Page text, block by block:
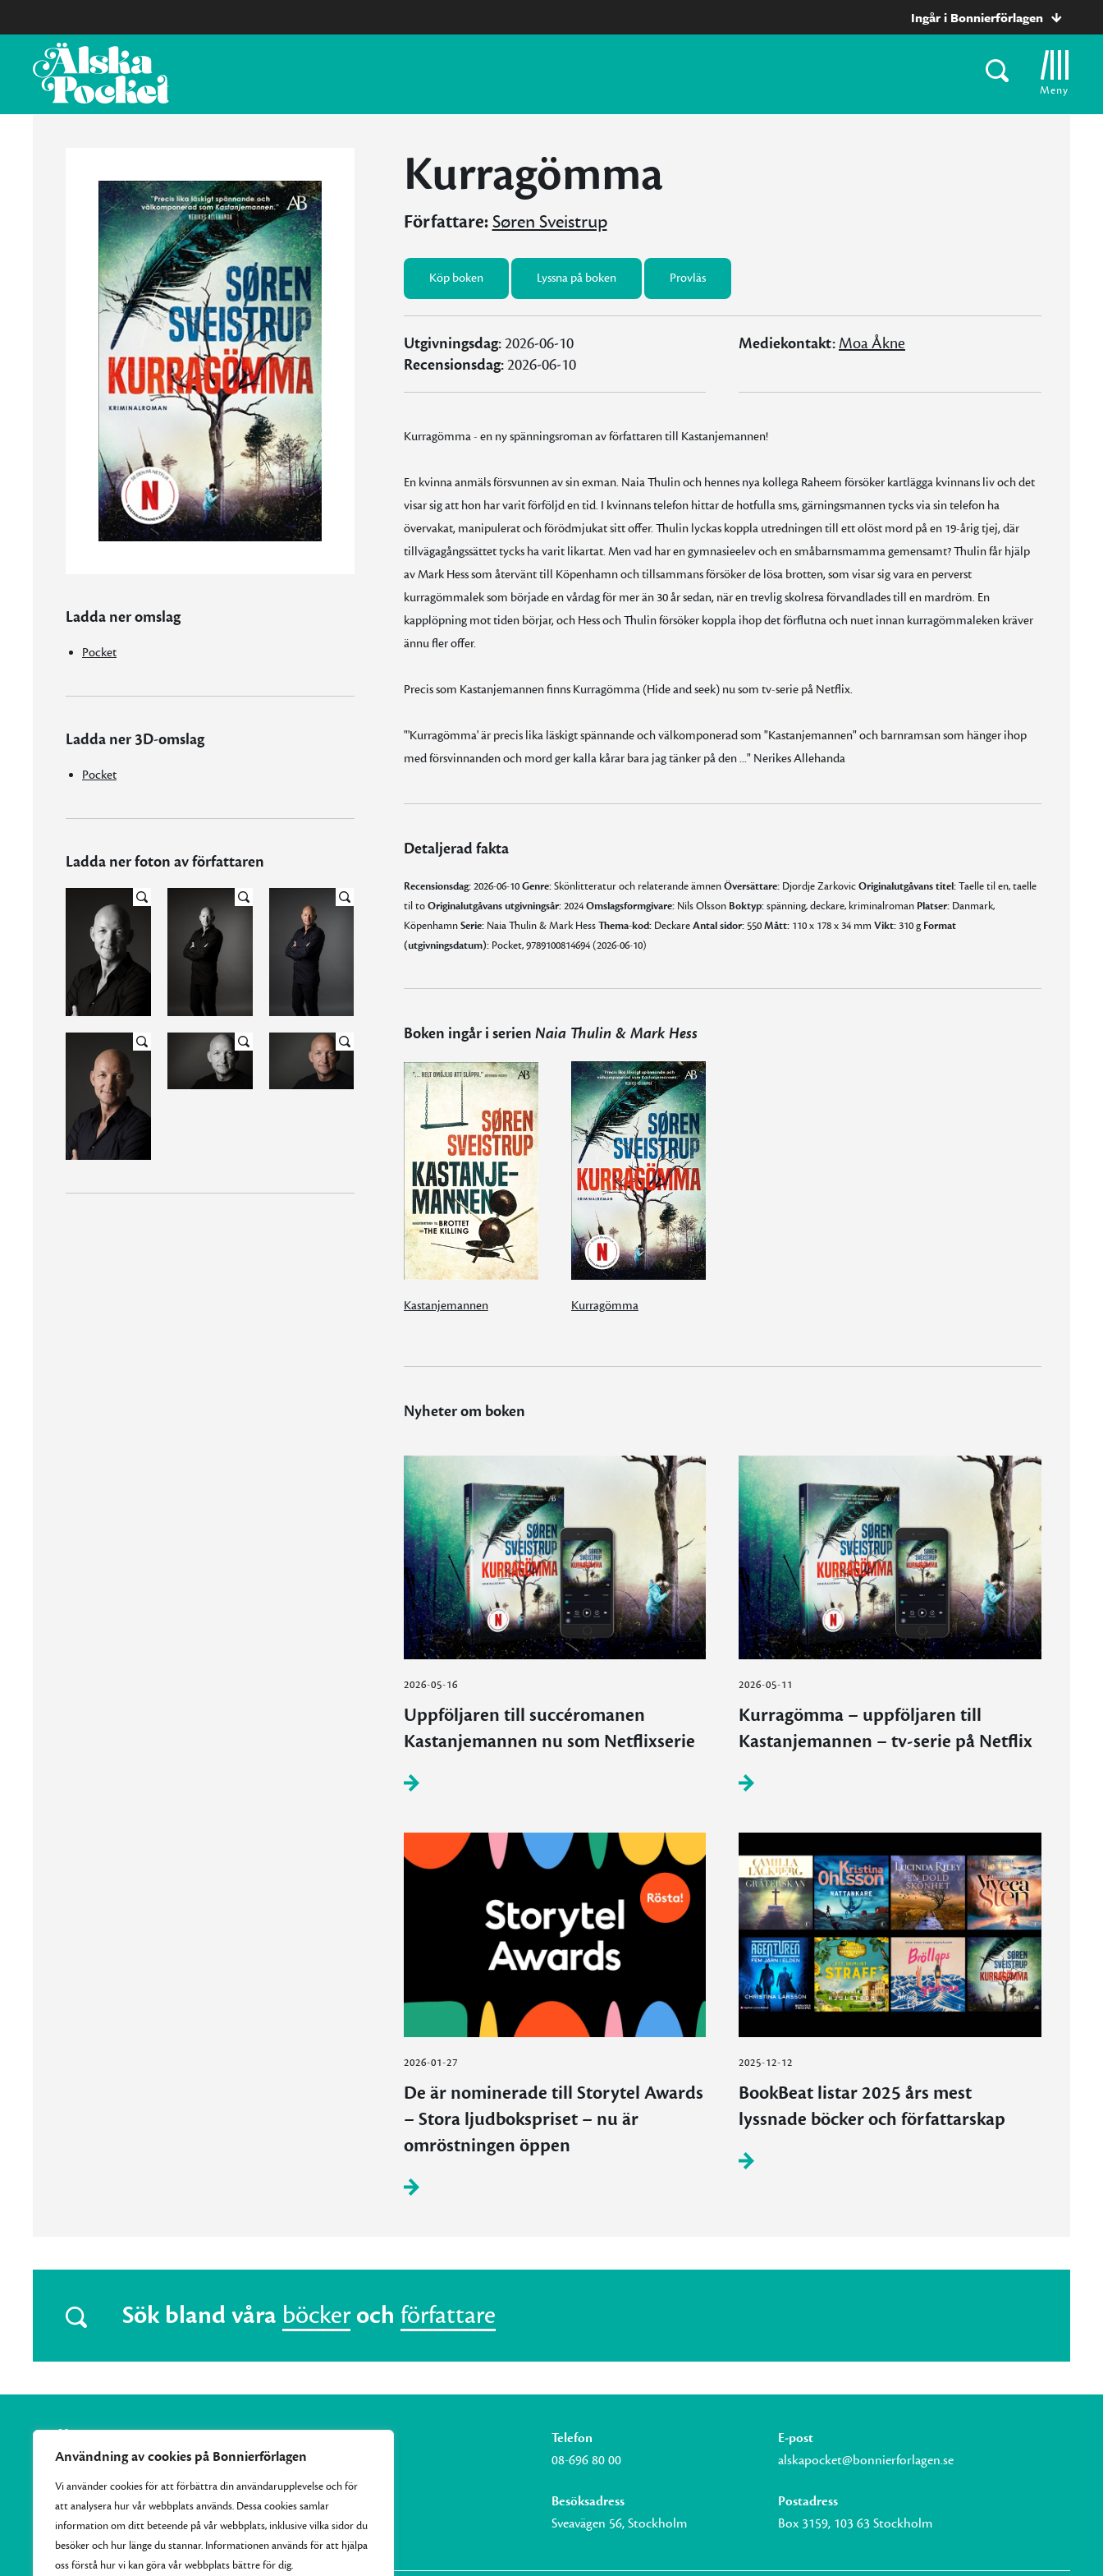
Användning av cookies på Bonnierförlagen
Vi använder cookies för att förbättra din användarupplevelse och för
att analysera hur vår webbplats används. Dessa cookies samlar
information om ditt beteende på vår webbplats, inklusive vilka sidor du
besöker och hur länge du stannar. Informationen används för att hjälpa
oss förstå hur vi kan göra vår webbplats bättre för dig.
Ingår i Bonnierförlagen
Meny
Ladda ner omslag
Pocket
Ladda ner 3D-omslag
Pocket
Ladda ner foton av författaren
Kurragömma
Författare:Søren Sveistrup
Köp boken Lyssna på boken Provläs
Utgivningsdag:2026-06-10
Recensionsdag:2026-06-10
Mediekontakt:Moa Åkne
Kurragömma - en ny spänningsroman av författaren till Kastanjemannen!
En kvinna anmäls försvunnen av sin exman. Naia Thulin och hennes nya kollega Raheem försöker kartlägga kvinnans liv och det
visar sig att hon har varit förföljd en tid. I kvinnans telefon hittar de hotfulla sms, gärningsmannen tycks via sin telefon ha
övervakat, manipulerat och förödmjukat sitt offer. Thulin lyckas koppla utredningen till ett olöst mord på en 19-årig tjej, där
tillvägagångssättet tycks ha varit likartat. Men vad har en gymnasieelev och en småbarnsmamma gemensamt? Thulin får hjälp
av Mark Hess som återvänt till Köpenhamn och tillsammans försöker de lösa brotten, som visar sig vara en perverst
kurragömmalek som började en vårdag för mer än 30 år sedan, när en trevlig skolresa förvandlades till en mardröm. En
kapplöpning mot tiden börjar, och Hess och Thulin försöker koppla ihop det förflutna och nuet innan kurragömmaleken kräver
ännu fler offer.
Precis som Kastanjemannen finns Kurragömma (Hide and seek) nu som tv-serie på Netflix.
"'Kurragömma' är precis lika läskigt spännande och välkomponerad som "Kastanjemannen" och barnramsan som hänger ihop
med försvinnanden och mord ger kalla kårar bara jag tänker på den ..." Nerikes Allehanda
Detaljerad fakta
Recensionsdag:2026-06-10Genre:Skönlitteratur och relaterande ämnenÖversättare:Djordje ZarkovicOriginalutgåvans titel:Taelle til en, taelle
til toOriginalutgåvans utgivningsår:2024Omslagsformgivare:Nils Olsson Boktyp:spänning, deckare, kriminalroman Platser:Danmark,
KöpenhamnSerie:Naia Thulin & Mark HessThema-kod:DeckareAntal sidor:550Mått:110 x 178 x 34 mmVikt:310 g Format
(utgivningsdatum):Pocket, 9789100814694 (2026-06-10)
Boken ingår i serien Naia Thulin & Mark Hess
Kastanjemannen Kurragömma
Nyheter om boken
2026-05-16
Uppföljaren till succéromanen
Kastanjemannen nu som Netflixserie
2026-05-11
Kurragömma – uppföljaren till
Kastanjemannen – tv-serie på Netflix
2026-01-27
De är nominerade till Storytel Awards
– Stora ljudbokspriset – nu är
omröstningen öppen
2025-12-12
BookBeat listar 2025 års mest
lyssnade böcker och författarskap
Sök bland våra böcker och författare
Vi samlar Bonnierförlagens pocketutgivning och ger varje
månad ut 10–15 nya efterlängtade titlar.
Telefon
08-696 80 00
E-post
alskapocket@bonnierforlagen.se
Besöksadress
Sveavägen 56, Stockholm
Postadress
Box 3159, 103 63 Stockholm